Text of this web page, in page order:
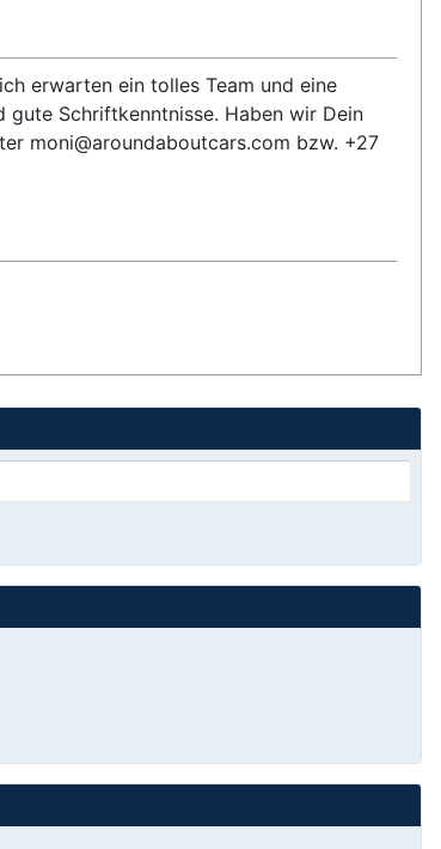
erwarten ein tolles Team und eine
gute Schriftkenntnisse. Haben wir Dein
moni@aroundaboutcars.com bzw. +27